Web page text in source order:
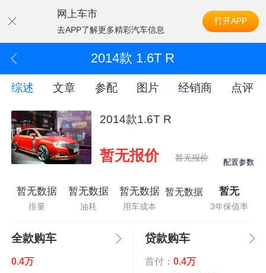
网上车市
去APP了解更多精彩汽车信息
打开APP
2014款 1.6T R
综述 文章 参配 图片 经销商 点评
2014款1.6T R
暂无报价 暂无报价 配置参数
暂无数据
排量
暂无数据
油耗
暂无数据
用车成本
暂无数据 暂无
3年保值率
全款购车
0.4万
贷款购车
首付： 0.4万